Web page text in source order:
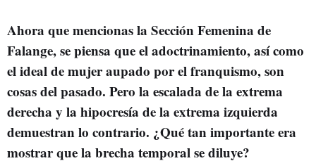
Ahora que mencionas la Sección Femenina de
Falange, se piensa que el adoctrinamiento, así como
el ideal de mujer aupado por el franquismo, son
cosas del pasado. Pero la escalada de la extrema
derecha y la hipocresía de la extrema izquierda
demuestran lo contrario. ¿Qué tan importante era
mostrar que la brecha temporal se diluye?